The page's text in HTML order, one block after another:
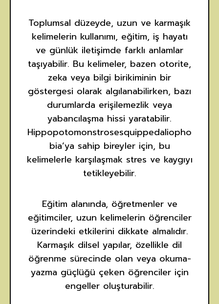
Toplumsal düzeyde, uzun ve karmaşık
kelimelerin kullanımı, eğitim, iş hayatı
ve günlük iletişimde farklı anlamlar
taşıyabilir. Bu kelimeler, bazen otorite,
zeka veya bilgi birikiminin bir
göstergesi olarak algılanabilirken, bazı
durumlarda erişilemezlik veya
yabancılaşma hissi yaratabilir.
Hippopotomonstrosesquippedaliopho
bia’ya sahip bireyler için, bu
kelimelerle karşılaşmak stres ve kaygıyı
tetikleyebilir.
Eğitim alanında, öğretmenler ve
eğitimciler, uzun kelimelerin öğrenciler
üzerindeki etkilerini dikkate almalıdır.
Karmaşık dilsel yapılar, özellikle dil
öğrenme sürecinde olan veya okuma-
yazma güçlüğü çeken öğrenciler için
engeller oluşturabilir.